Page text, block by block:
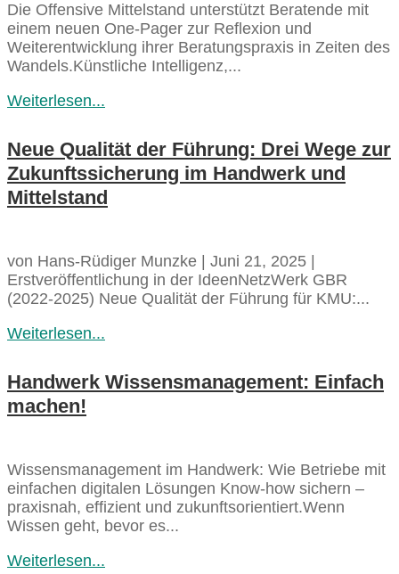
Die Offensive Mittelstand unterstützt Beratende mit
einem neuen One-Pager zur Reflexion und
Weiterentwicklung ihrer Beratungspraxis in Zeiten des
Wandels.Künstliche Intelligenz,...
Weiterlesen...
Neue Qualität der Führung: Drei Wege zur
Zukunftssicherung im Handwerk und
Mittelstand
von Hans-Rüdiger Munzke | Juni 21, 2025 |
Erstveröffentlichung in der IdeenNetzWerk GBR
(2022-2025) Neue Qualität der Führung für KMU:...
Weiterlesen...
Handwerk Wissensmanagement: Einfach
machen!
Wissensmanagement im Handwerk: Wie Betriebe mit
einfachen digitalen Lösungen Know-how sichern –
praxisnah, effizient und zukunftsorientiert.Wenn
Wissen geht, bevor es...
Weiterlesen...